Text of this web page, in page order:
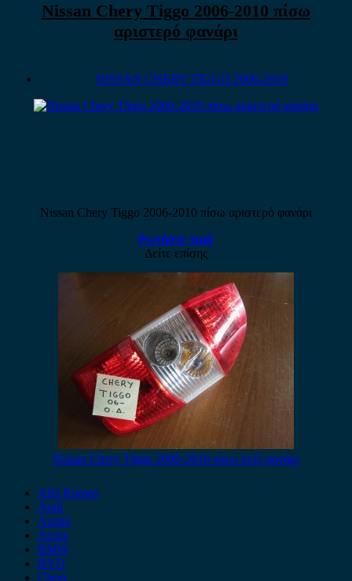
Nissan Chery Tiggo 2006-2010 πίσω
αριστερό φανάρι
NISSAN CHERY TIGGO 2006-2010
Nissan Chery Tiggo 2006-2010 πίσω αριστερό φανάρι
Ρωτήστε τιμή
Δείτε επίσης
Nissan Chery Tiggo 2006-2010 πίσω δεξί φανάρι
Alfa Romeo
Audi
Austin
Acura
BMW
BYD
Chery